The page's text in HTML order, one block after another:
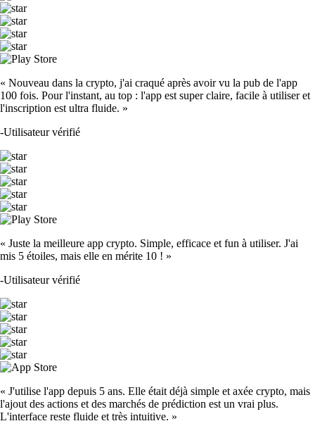
« Nouveau dans la crypto, j'ai craqué après avoir vu la pub de l'app
100 fois. Pour l'instant, au top : l'app est super claire, facile à utiliser et
l'inscription est ultra fluide. »
-Utilisateur vérifié
« Juste la meilleure app crypto. Simple, efficace et fun à utiliser. J'ai
mis 5 étoiles, mais elle en mérite 10 ! »
-Utilisateur vérifié
« J'utilise l'app depuis 5 ans. Elle était déjà simple et axée crypto, mais
l'ajout des actions et des marchés de prédiction est un vrai plus.
L'interface reste fluide et très intuitive. »